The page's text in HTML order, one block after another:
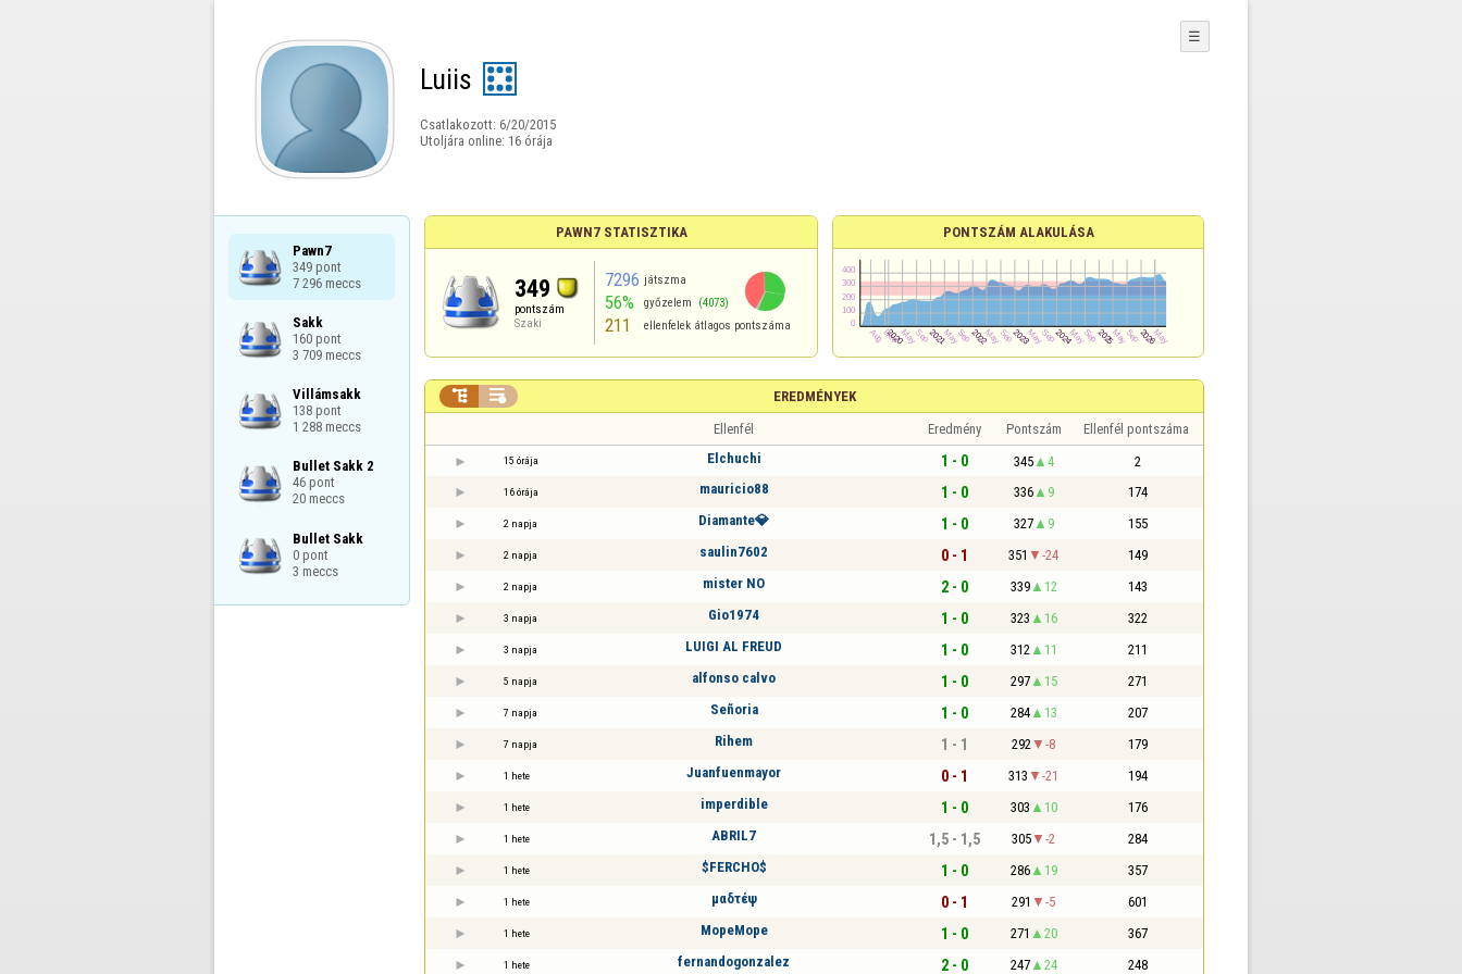
Luiis
Csatlakozott: 6/20/2015
Utoljára online: 16 órája
☰
Pawn7
349 pont
7 296 meccs
Sakk
160 pont
3 709 meccs
Villámsakk
138 pont
1 288 meccs
Bullet Sakk 2
46 pont
20 meccs
Bullet Sakk
0 pont
3 meccs
PAWN7 STATISZTIKA
349
pontszám
Szaki
7296 játszma
56% győzelem (4073)
211 ellenfelek átlagos pontszáma
PONTSZÁM ALAKULÁSA
EREDMÉNYEK
 
Ellenfél Eredmény Pontszám Ellenfél pontszáma
15 órája Elchuchi 1 - 0 345 4 2
16 órája mauricio88 1 - 0 336 9 174
2 napja Diamante💎 1 - 0 327 9 155
2 napja saulin7602 0 - 1 351 -24 149
2 napja mister NO 2 - 0 339 12 143
3 napja Gio1974 1 - 0 323 16 322
3 napja LUIGI AL FREUD 1 - 0 312 11 211
5 napja alfonso calvo 1 - 0 297 15 271
7 napja Señoria 1 - 0 284 13 207
7 napja Rihem 1 - 1 292 -8 179
1 hete Juanfuenmayor 0 - 1 313 -21 194
1 hete imperdible 1 - 0 303 10 176
1 hete ABRIL7 1,5 - 1,5 305 -2 284
1 hete $FERCHO$ 1 - 0 286 19 357
1 hete μαδτέψ 0 - 1 291 -5 601
1 hete MopeMope 1 - 0 271 20 367
1 hete fernandogonzalez 2 - 0 247 24 248